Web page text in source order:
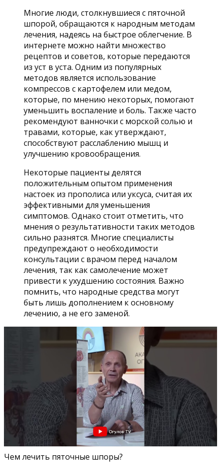
Многие люди, столкнувшиеся с пяточной
шпорой, обращаются к народным методам
лечения, надеясь на быстрое облегчение. В
интернете можно найти множество
рецептов и советов, которые передаются
из уст в уста. Одним из популярных
методов является использование
компрессов с картофелем или медом,
которые, по мнению некоторых, помогают
уменьшить воспаление и боль. Также часто
рекомендуют ванночки с морской солью и
травами, которые, как утверждают,
способствуют расслаблению мышц и
улучшению кровообращения.
Некоторые пациенты делятся
положительным опытом применения
настоек из прополиса или уксуса, считая их
эффективными для уменьшения
симптомов. Однако стоит отметить, что
мнения о результативности таких методов
сильно разнятся. Многие специалисты
предупреждают о необходимости
консультации с врачом перед началом
лечения, так как самолечение может
привести к ухудшению состояния. Важно
помнить, что народные средства могут
быть лишь дополнением к основному
лечению, а не его заменой.
Чем лечить пяточные шпоры?